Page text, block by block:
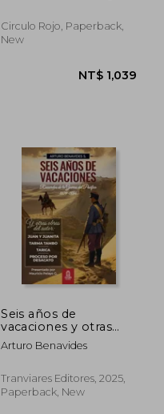
Circulo Rojo, Paperback,
New
Seis años de
vacaciones y otras
obras de Arturo
Benavides (in
Arturo Benavides
Tranviares Editores, 2025,
Paperback, New